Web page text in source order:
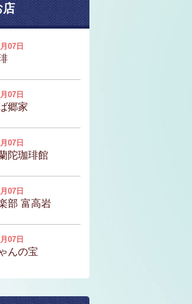
店
07日
07日
郷家
07日
陀珈琲館
07日
部 富高岩
07日
んの宝